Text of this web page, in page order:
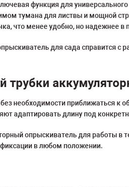
функция для
тумана для листвы и мощной
что менее удобно, но надежнее в
для сада справится с
трубки
без необходимости
адаптировать длину под
опрыскиватель для работы
в любом положении.